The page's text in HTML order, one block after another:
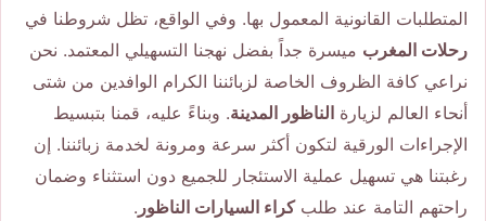
المتطلبات القانونية المعمول بها. وفي الواقع، تظل شروطنا في
رحلات المغرب ميسرة جداً بفضل نهجنا التسهيلي المعتمد. نحن
نراعي كافة الظروف الخاصة لزبائننا الكرام الوافدين من شتى
أنحاء العالم لزيارة الناظور المدينة. وبناءً عليه، قمنا بتبسيط
الإجراءات الورقية لتكون أكثر سرعة ومرونة لخدمة زبائننا. إن
رغبتنا هي تسهيل عملية الاستئجار للجميع دون استثناء وضمان
راحتهم التامة عند طلبكراء السيارات الناظور .